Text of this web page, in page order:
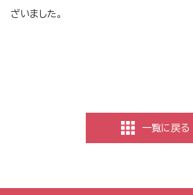
ざいました。
一覧に戻る